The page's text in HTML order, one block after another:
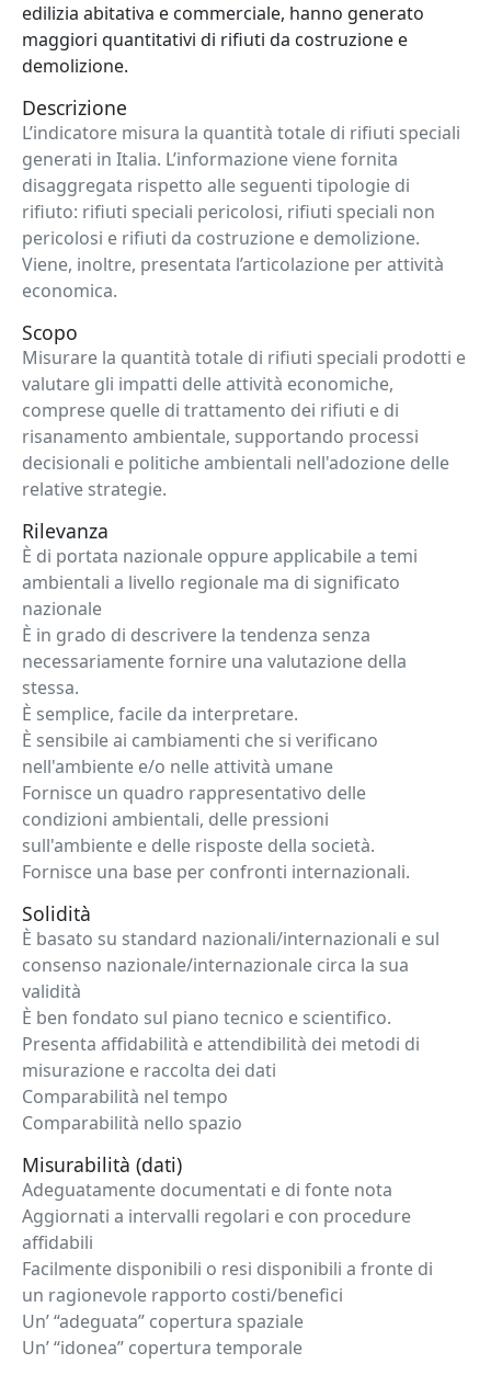
edilizia abitativa e commerciale, hanno generato
maggiori quantitativi di rifiuti da costruzione e
demolizione.
Descrizione
L’indicatore misura la quantità totale di rifiuti speciali
generati in Italia. L’informazione viene fornita
disaggregata rispetto alle seguenti tipologie di
rifiuto: rifiuti speciali pericolosi, rifiuti speciali non
pericolosi e rifiuti da costruzione e demolizione.
Viene, inoltre, presentata l’articolazione per attività
economica.
Scopo
Misurare la quantità totale di rifiuti speciali prodotti e
valutare gli impatti delle attività economiche,
comprese quelle di trattamento dei rifiuti e di
risanamento ambientale, supportando processi
decisionali e politiche ambientali nell'adozione delle
relative strategie.
Rilevanza
È di portata nazionale oppure applicabile a temi
ambientali a livello regionale ma di significato
nazionale
È in grado di descrivere la tendenza senza
necessariamente fornire una valutazione della
stessa.
È semplice, facile da interpretare.
È sensibile ai cambiamenti che si verificano
nell'ambiente e/o nelle attività umane
Fornisce un quadro rappresentativo delle
condizioni ambientali, delle pressioni
sull'ambiente e delle risposte della società.
Fornisce una base per confronti internazionali.
Solidità
È basato su standard nazionali/internazionali e sul
consenso nazionale/internazionale circa la sua
validità
È ben fondato sul piano tecnico e scientifico.
Presenta affidabilità e attendibilità dei metodi di
misurazione e raccolta dei dati
Comparabilità nel tempo
Comparabilità nello spazio
Misurabilità (dati)
Adeguatamente documentati e di fonte nota
Aggiornati a intervalli regolari e con procedure
affidabili
Facilmente disponibili o resi disponibili a fronte di
un ragionevole rapporto costi/benefici
Un’ “adeguata” copertura spaziale
Un’ “idonea” copertura temporale